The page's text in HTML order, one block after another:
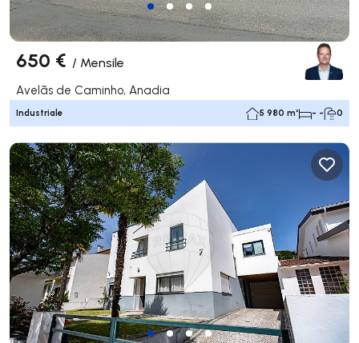
650 € / Mensile
Avelãs de Caminho, Anadia
Industriale 5 980 m² - - 0